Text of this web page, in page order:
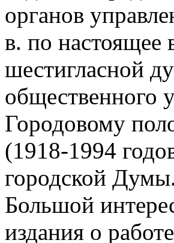
органов
в. по настоящее
шестигласной
общественного
Городовому
(1918-1994
городской
Большой
издания о